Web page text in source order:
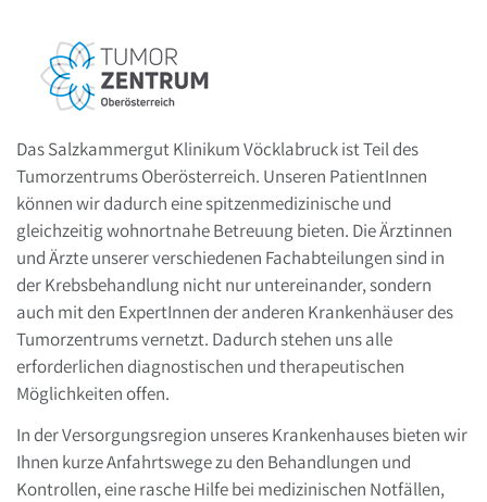
Das Salzkammergut Klinikum Vöcklabruck ist Teil des
Tumorzentrums Oberösterreich. Unseren PatientInnen
können wir dadurch eine spitzenmedizinische und
gleichzeitig wohnortnahe Betreuung bieten. Die Ärztinnen
und Ärzte unserer verschiedenen Fachabteilungen sind in
der Krebsbehandlung nicht nur untereinander, sondern
auch mit den ExpertInnen der anderen Krankenhäuser des
Tumorzentrums vernetzt. Dadurch stehen uns alle
erforderlichen diagnostischen und therapeutischen
Möglichkeiten offen.
In der Versorgungsregion unseres Krankenhauses bieten wir
Ihnen kurze Anfahrtswege zu den Behandlungen und
Kontrollen, eine rasche Hilfe bei medizinischen Notfällen,